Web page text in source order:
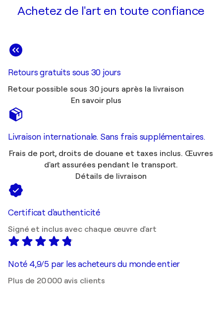
Achetez de l'art en toute confiance
Retours gratuits sous 30 jours
Retour possible sous 30 jours après la livraison
En savoir plus
Livraison internationale. Sans frais supplémentaires.
Frais de port, droits de douane et taxes inclus. Œuvres
d'art assurées pendant le transport.
Détails de livraison
Certificat d'authenticité
Signé et inclus avec chaque œuvre d'art
Noté 4,9/5 par les acheteurs du monde entier
Plus de 20 000 avis clients